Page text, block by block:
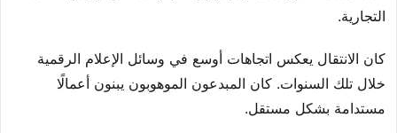
التجارية.
كان الانتقال يعكس اتجاهات أوسع في وسائل الإعلام الرقمية
خلال تلك السنوات. كان المبدعون الموهوبون يبنون أعمالًا
مستدامة بشكل مستقل.